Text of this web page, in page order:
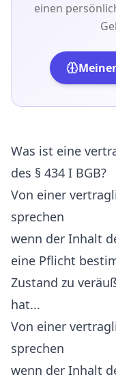
einen
Was ist eine
des § 434 I BGB?
Von einer
sprechen
wenn der Inhalt
eine Pflicht
Zustand zu
hat...
Von einer
sprechen
wenn der Inhalt